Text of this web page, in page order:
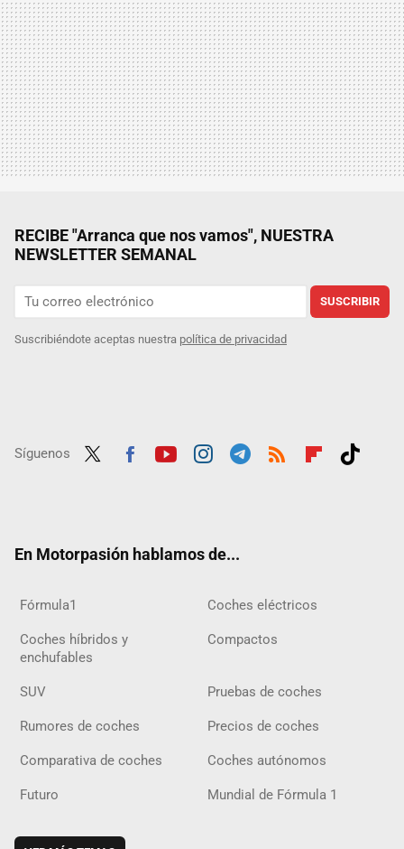
RECIBE "Arranca que nos vamos", NUESTRA
NEWSLETTER SEMANAL
SUSCRIBIR
Suscribiéndote aceptas nuestra política de privacidad
Síguenos
En Motorpasión hablamos de...
Fórmula1 Coches eléctricos
Coches híbridos y
enchufables
Compactos
SUV Pruebas de coches
Rumores de coches Precios de coches
Comparativa de coches Coches autónomos
Futuro Mundial de Fórmula 1